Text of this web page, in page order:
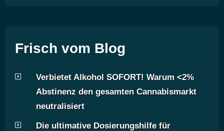
Frisch vom Blog
Verbietet Alkohol SOFORT! Warum <2%
Abstinenz den gesamten Cannabismarkt
neutralisiert
Die ultimative Dosierungshilfe für